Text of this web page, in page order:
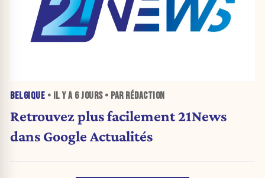
BELGIQUE • IL Y A 6 JOURS• PAR RÉDACTION
Retrouvez plus facilement 21News
dans Google Actualités